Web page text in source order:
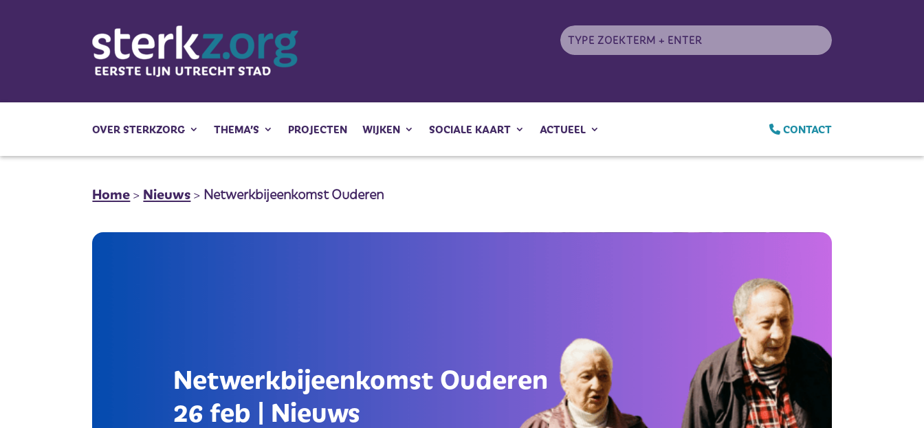
OVER STERKZORG THEMA’S PROJECTEN WIJKEN SOCIALE KAART ACTUEEL CONTACT
Home > Nieuws > Netwerkbijeenkomst Ouderen
Netwerkbijeenkomst Ouderen
26 feb | Nieuws